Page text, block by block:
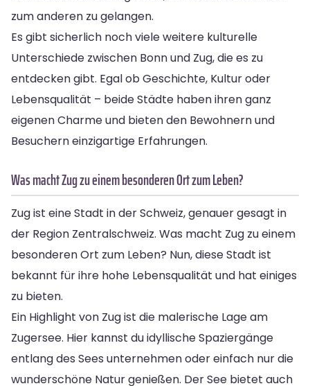
zum anderen zu gelangen.
Es gibt sicherlich noch viele weitere kulturelle
Unterschiede zwischen Bonn und Zug, die es zu
entdecken gibt. Egal ob Geschichte, Kultur oder
Lebensqualität – beide Städte haben ihren ganz
eigenen Charme und bieten den Bewohnern und
Besuchern einzigartige Erfahrungen.
Was macht Zug zu einem besonderen Ort zum Leben?
Zug ist eine Stadt in der Schweiz, genauer gesagt in
der Region Zentralschweiz. Was macht Zug zu einem
besonderen Ort zum Leben? Nun, diese Stadt ist
bekannt für ihre hohe Lebensqualität und hat einiges
zu bieten.
Ein Highlight von Zug ist die malerische Lage am
Zugersee. Hier kannst du idyllische Spaziergänge
entlang des Sees unternehmen oder einfach nur die
wunderschöne Natur genießen. Der See bietet auch